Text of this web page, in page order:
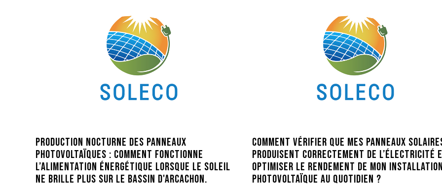
Production nocturne des panneaux
photovoltaïques : comment fonctionne
l’alimentation énergétique lorsque le soleil
ne brille plus sur le Bassin d'Arcachon.
Comment vérifier que mes panneaux
produisent correctement de l’électricité
optimiser le rendement de mon
photovoltaïque au quotidien ?